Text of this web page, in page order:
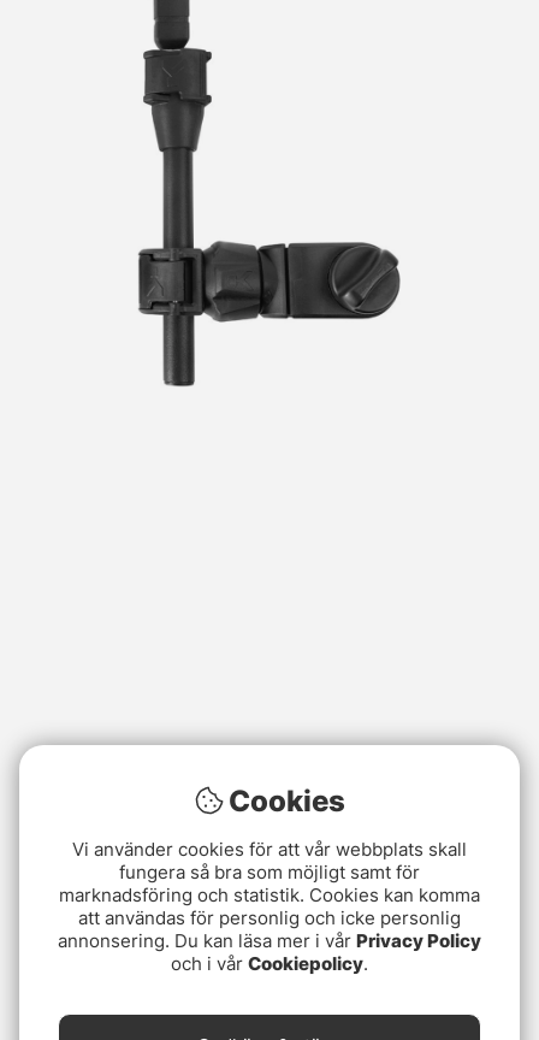
Cookies
Vi använder cookies för att vår webbplats skall
fungera så bra som möjligt samt för
marknadsföring och statistik. Cookies kan komma
att användas för personlig och icke personlig
annonsering. Du kan läsa mer i vår Privacy Policy
och i vår Cookiepolicy.